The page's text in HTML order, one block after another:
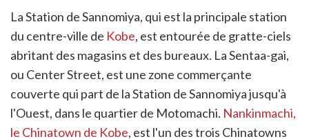
La Station de Sannomiya, qui est la principale station
du centre-ville de Kobe, est entourée de gratte-ciels
abritant des magasins et des bureaux. La Sentaa-gai,
ou Center Street, est une zone commerçante
couverte qui part de la Station de Sannomiya jusqu'à
l'Ouest, dans le quartier de Motomachi. Nankinmachi,
le Chinatown de Kobe, est l'un des trois Chinatowns